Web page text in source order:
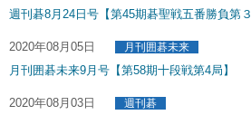
週刊碁8月24日号【第45期碁聖戦五番勝負第
2020年08月05日 月刊囲碁未来
月刊囲碁未来9月号【第58期十段戦第4局】
2020年08月03日 週刊碁